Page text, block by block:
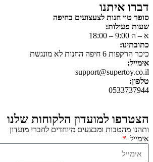
דברו איתנו
סופר טוי חנות לצעצועים בחיפה
שעות פעילות:
א – ה 9:00 – 18:00
כתובתינו:
כיכר הרקפות 6 חיפה החנות לא מונגשת
אימייל:
support@supertoy.co.il
טלפון:
0533737944
הצטרפו למועדון הלקוחות שלנו
ותהנו מהטבות ומבצעים מיוחדים לחברי מועדון
אימייל